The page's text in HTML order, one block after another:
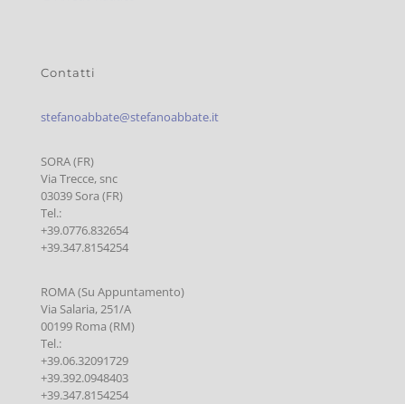
Contatti
stefanoabbate@stefanoabbate.it
SORA (FR)
Via Trecce, snc
03039 Sora (FR)
Tel.:
+39.0776.832654
+39.347.8154254
ROMA (Su Appuntamento)
Via Salaria, 251/A
00199 Roma (RM)
Tel.:
+39.06.32091729
+39.392.0948403
+39.347.8154254